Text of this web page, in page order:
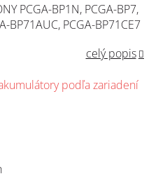
PCGA-BP1N, PCGA-BP7,
BP71AUC, PCGA-BP71CE7
celý popis
podľa zariadení